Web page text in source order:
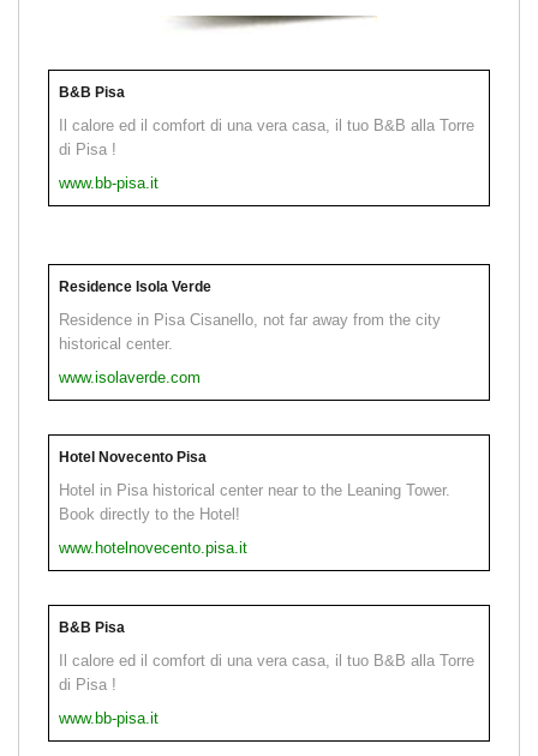
B&B Pisa
Il calore ed il comfort di una vera casa, il tuo B&B alla Torre
di Pisa !
www.bb-pisa.it
Residence Isola Verde
Residence in Pisa Cisanello, not far away from the city
historical center.
www.isolaverde.com
Hotel Novecento Pisa
Hotel in Pisa historical center near to the Leaning Tower.
Book directly to the Hotel!
www.hotelnovecento.pisa.it
B&B Pisa
Il calore ed il comfort di una vera casa, il tuo B&B alla Torre
di Pisa !
www.bb-pisa.it